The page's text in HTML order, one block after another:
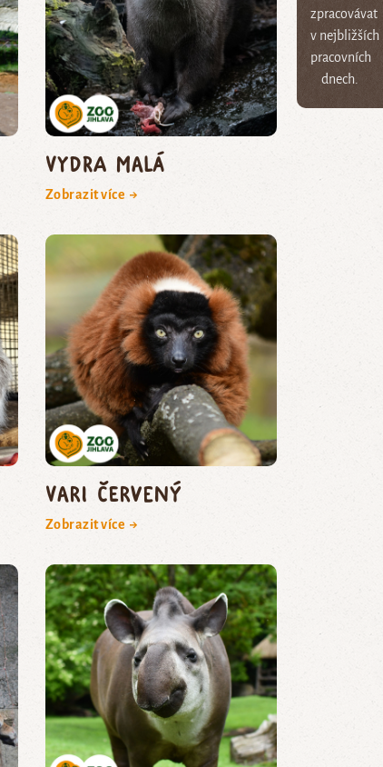
zpracovávat
v nejbližších
pracovních
dnech.
vydra malá
Zobrazit více →
vari červený
Zobrazit více →